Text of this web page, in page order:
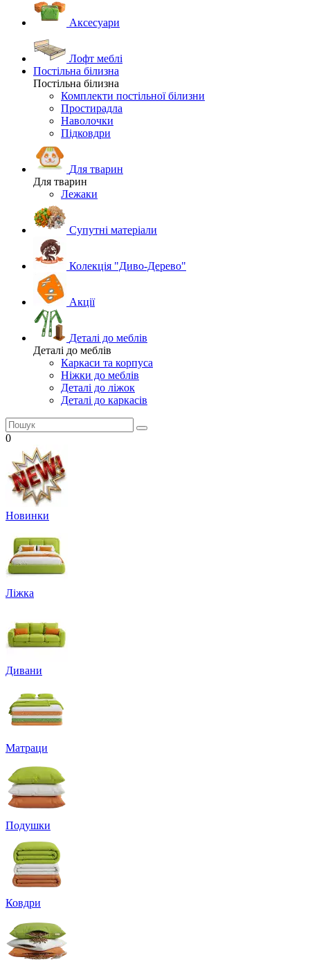
Аксесуари
Лофт меблі
Постільна білизна
Постільна білизна
Комплекти постільної білизни
Простирадла
Наволочки
Підковдри
Для тварин
Для тварин
Лежаки
Супутні матеріали
Колекція "Диво-Дерево"
Акції
Деталі до меблів
Деталі до меблів
Каркаси та корпуса
Ніжки до меблів
Деталі до ліжок
Деталі до каркасів
0
Новинки
Ліжка
Дивани
Матраци
Подушки
Ковдри